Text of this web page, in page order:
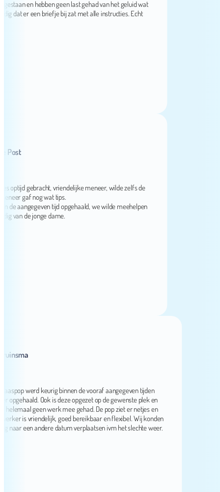
en hebben geen last gehad van het geluid wat
er een briefje bij zat met alle instructies. Echt
gebracht, vriendelijke meneer, wilde zelfs de
gaf nog wat tips.
aangegeven tijd opgehaald, we wilde meehelpen
de jonge dame.
werd keurig binnen de vooraf aangegeven tijden
Ook is deze opgezet op de gewenste plek en
geen werk mee gehad. De pop ziet er netjes en
is vriendelijk, goed bereikbaar en flexibel. Wij konden
een andere datum verplaatsen ivm het slechte weer.